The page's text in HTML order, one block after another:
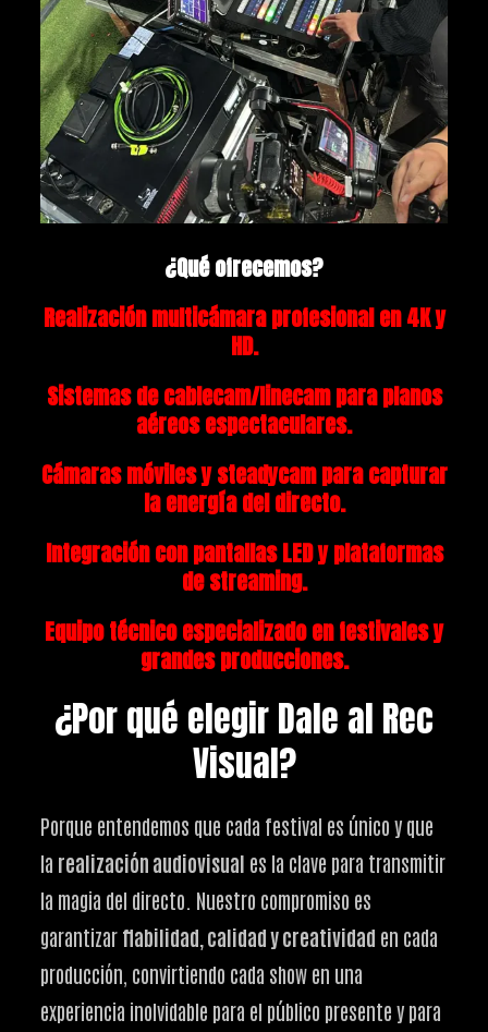
¿Qué ofrecemos?
Realización multicámara profesionalen 4K y
HD.
Sistemas decablecam/linecampara planos
aéreos espectaculares.
Cámaras móviles y steadycam para capturar
la energía del directo.
Integración con pantallas LEDy plataformas
de streaming.
Equipo técnico especializado enfestivales y
grandes producciones.
¿Por qué elegir Dale al Rec
Visual?
Porque entendemos que cada festival es único y que
la realización audiovisual es la clave para transmitir
la magia del directo. Nuestro compromiso es
garantizar fiabilidad, calidad y creatividad en cada
producción, convirtiendo cada show en una
experiencia inolvidable para el público presente y para